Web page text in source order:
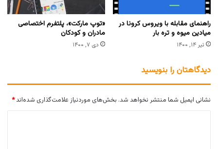
راهنمای مقابله با ویروس کرونا در
میادین میوه و تره بار
تیر ۱۴, ۱۴۰۰
«توپ مارکت»، پلتفرم اختصاصی
مادران و کودکان
دی ۷, ۱۴۰۰
دیدگاهتان را بنویسید
نشانی ایمیل شما منتشر نخواهد شد. بخش‌های موردنیاز علامت‌گذاری شده‌اند*